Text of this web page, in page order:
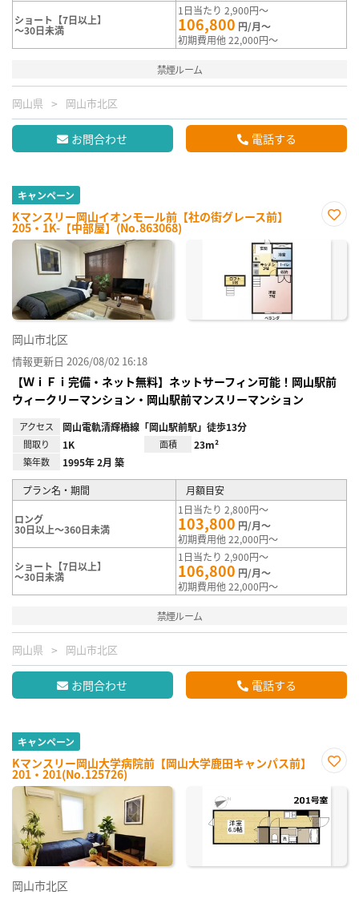
ショート【7日以上】
～30日未満
1日当たり 2,900円～
106,800 円/月～
初期費用他 22,000円～
禁煙ルーム
岡山県 岡山市北区
お問合わせ 電話する
キャンペーン
Kマンスリー岡山イオンモール前【社の街グレース前】
205・1K-【中部屋】(No.863068)
に入
岡山市北区
情報更新日 2026/08/02 16:18
【ＷｉＦｉ完備・ネット無料】ネットサーフィン可能！岡山駅前
ウィークリーマンション・岡山駅前マンスリーマンション
アクセス 岡山電軌清輝橋線「岡山駅前駅」徒歩13分
間取り 1K 面積 23m²
築年数 1995年 2月 築
プラン名・期間 月額目安
ロング
30日以上～360日未満
1日当たり 2,800円～
103,800 円/月～
初期費用他 22,000円～
ショート【7日以上】
～30日未満
1日当たり 2,900円～
106,800 円/月～
初期費用他 22,000円～
禁煙ルーム
岡山県 岡山市北区
お問合わせ 電話する
キャンペーン
Kマンスリー岡山大学病院前【岡山大学鹿田キャンパス前】
201・201(No.125726)
に入
り登
岡山市北区